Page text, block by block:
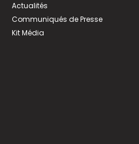
Actualités
Communiqués de Presse
Kit Média